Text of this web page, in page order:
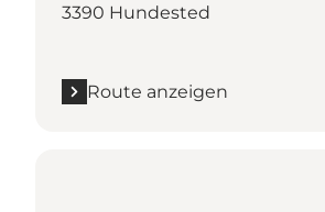
3390 Hundested
Route anzeigen